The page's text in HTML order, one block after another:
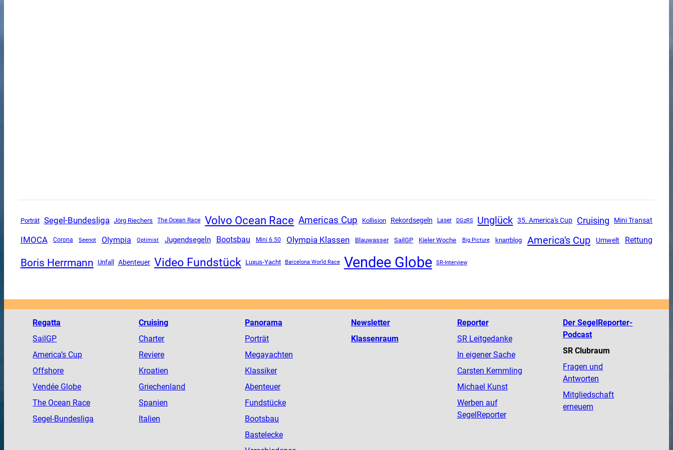
Porträt Segel-Bundesliga Jörg Riechers The Ocean Race Volvo Ocean Race Americas Cup Kollision Rekordsegeln Laser DGzRS Unglück 35. America's Cup Cruising Mini Transat
IMOCA Corona Seenot Olympia Optimist Jugendsegeln Bootsbau Mini 6.50 Olympia Klassen Blauwasser SailGP Kieler Woche Big Picture knarrblog America's Cup Umwelt Rettung
Boris Herrmann Unfall Abenteuer Video Fundstück Luxus-Yacht Barcelona World Race Vendee Globe SR-Interview
Regatta
SailGP
America’s Cup
Offshore
Vendée Globe
The Ocean Race
Segel-Bundesliga
Cruising
Charter
Reviere
Kroatien
Griechenland
Spanien
Italien
Panorama
Porträt
Megayachten
Klassiker
Abenteuer
Fundstücke
Bootsbau
Bastelecke
Newsletter
Klassenraum
Reporter
SR Leitgedanke
In eigener Sache
Carsten Kemmling
Michael Kunst
Werben auf
SegelReporter
Der SegelReporter-
Podcast
SR Clubraum
Fragen und
Antworten
Mitgliedschaft
erneuern